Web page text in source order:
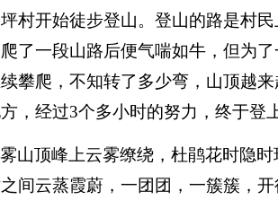
村开始徒步登山。登山的路是村
了一段山路后便气喘如牛，但为
攀爬，不知转了多少弯，山顶越
，经过3个多小时的努力，终于登
山顶峰上云雾缭绕，杜鹃花时隐
间云蒸霞蔚，一团团，一簇簇，